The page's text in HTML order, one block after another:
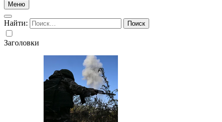
Меню
Найти:
Заголовки